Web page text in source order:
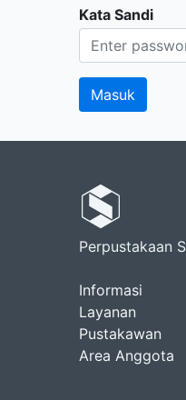
Kata Sandi
Perpustakaan
Informasi
Layanan
Pustakawan
Area Anggota